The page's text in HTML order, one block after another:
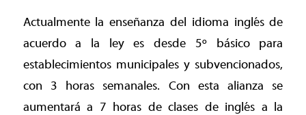
Actualmente la enseñanza del idioma inglés de
acuerdo a la ley es desde 5º básico para
establecimientos municipales y subvencionados,
con 3 horas semanales. Con esta alianza se
aumentará a 7 horas de clases de inglés a la